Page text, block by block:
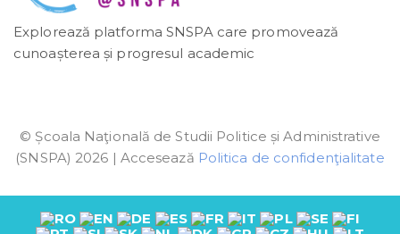
Explorează platforma SNSPA care promovează
cunoașterea și progresul academic
© Școala Naţională de Studii Politice și Administrative
(SNSPA) 2026 | Accesează Politica de confidenţialitate